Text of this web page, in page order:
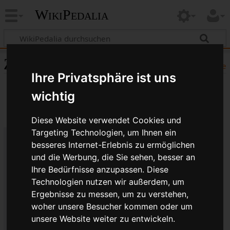
Ihre Privatsphäre ist uns
wichtig
Diese Website verwendet Cookies und
Targeting Technologien, um Ihnen ein
besseres Internet-Erlebnis zu ermöglichen
und die Werbung, die Sie sehen, besser an
Ihre Bedürfnisse anzupassen. Diese
Technologien nutzen wir außerdem, um
Ergebnisse zu messen, um zu verstehen,
woher unsere Besucher kommen oder um
unsere Website weiter zu entwickeln.
WikiPedalia
Hilfe
Zitierhilfe
Bibliografische Angaben für
Sheldon Brown Gedächtnisfahrt
Seitentitel: Sheldon Brown Gedächtnisfahrt
Autor(en): WikiPedalia-Bearbeiter
Herausgeber:WikiPedalia.
Zeitpunkt der letzten Bearbeitung: 7. Februar